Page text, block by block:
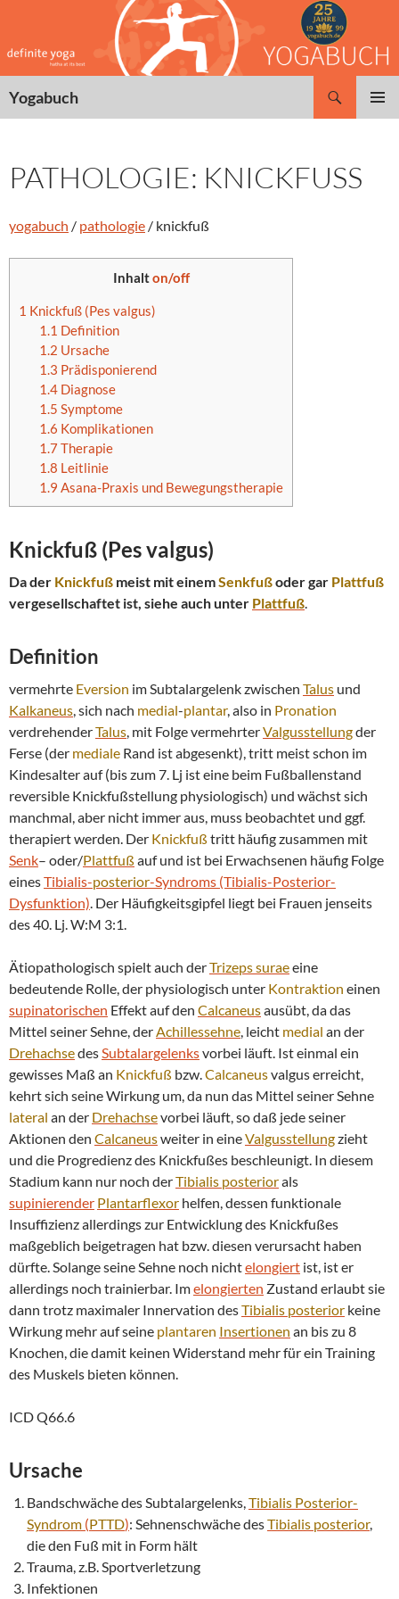
springen
Yogabuch
PATHOLOGIE: KNICKFUSS
yogabuch / pathologie / knickfuß
Inhalton/off
1 Knickfuß (Pes valgus)
1.1 Definition
1.2 Ursache
1.3 Prädisponierend
1.4Diagnose
1.5 Symptome
1.6 Komplikationen
1.7Therapie
1.8 Leitlinie
1.9 Asana-Praxis und Bewegungstherapie
Knickfuß (Pes valgus)
Da der Knickfuß meist mit einemSenkfußoder gar Plattfuß
vergesellschaftet ist, siehe auch unter Plattfuß.
Definition
vermehrte Eversion im Subtalargelenk zwischen Talus und
Kalkaneus, sich nach medial-plantar, also in Pronation
verdrehenderTalus, mit Folge vermehrterValgusstellungder
Ferse (der mediale Rand ist abgesenkt), tritt meist schon im
Kindesalter auf (bis zum 7. Lj ist eine beim Fußballenstand
reversible Knickfußstellung physiologisch) und wächst sich
manchmal, aber nicht immer aus, muss beobachtet und ggf.
therapiert werden. Der Knickfuß tritt häufig zusammen mit
Senk– oder/Plattfuß auf und ist bei Erwachsenen häufig Folge
einesTibialis-posterior-Syndroms (Tibialis-Posterior-
Dysfunktion). Der Häufigkeitsgipfel liegt bei Frauen jenseits
des 40. Lj. W:M 3:1.
Ätiopathologisch spielt auch derTrizepssuraeeine
bedeutende Rolle, der physiologisch unter Kontraktion einen
supinatorischen Effekt auf den Calcaneusausübt, da das
Mittel seiner Sehne, derAchillessehne, leicht medial an der
DrehachsedesSubtalargelenksvorbei läuft. Ist einmal ein
gewisses Maß an Knickfuß bzw.Calcaneusvalgus erreicht,
kehrt sich seine Wirkung um, da nun das Mittel seiner Sehne
lateral an der Drehachsevorbei läuft, so daß jede seiner
Aktionen den Calcaneusweiter in eineValgusstellungzieht
und die Progredienz des Knickfußes beschleunigt. In diesem
Stadium kann nur noch derTibialis posteriorals
supinierender Plantarflexor helfen, dessen funktionale
Insuffizienz allerdings zur Entwicklung des Knickfußes
maßgeblich beigetragen hat bzw. diesen verursacht haben
dürfte. Solange seine Sehne noch nichtelongiert ist, ist er
allerdings noch trainierbar. Imelongierten Zustand erlaubt sie
dann trotz maximaler Innervation desTibialis posterior keine
Wirkung mehr auf seine plantaren Insertionen an bis zu 8
Knochen, die damit keinen Widerstand mehr für ein Training
des Muskels bieten können.
ICD Q66.6
Ursache
Bandschwäche des Subtalargelenks,Tibialis Posterior-
Syndrom (PTTD): Sehnenschwäche desTibialis posterior,
die den Fuß mit in Form hält
Trauma, z.B. Sportverletzung
Infektionen